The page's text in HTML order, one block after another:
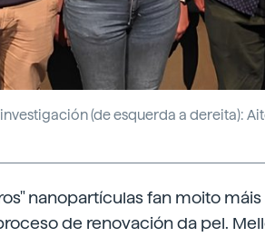
(de esquerda a dereita):
nanopartículas fan moito
de renovación da pel.